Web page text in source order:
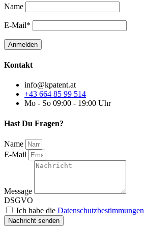
Name
E-Mail*
Kontakt
info@kpatent.at
+43 664 85 99 514
Mo - So 09:00 - 19:00 Uhr
Hast Du Fragen?
Name
E-Mail
Message
DSGVO
Ich habe die Datenschutzbestimmungen
Nachricht senden